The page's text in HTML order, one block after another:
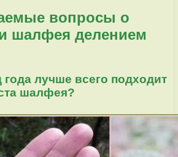
вопросы о
шалфея делением
года лучше всего подходит
шалфея?